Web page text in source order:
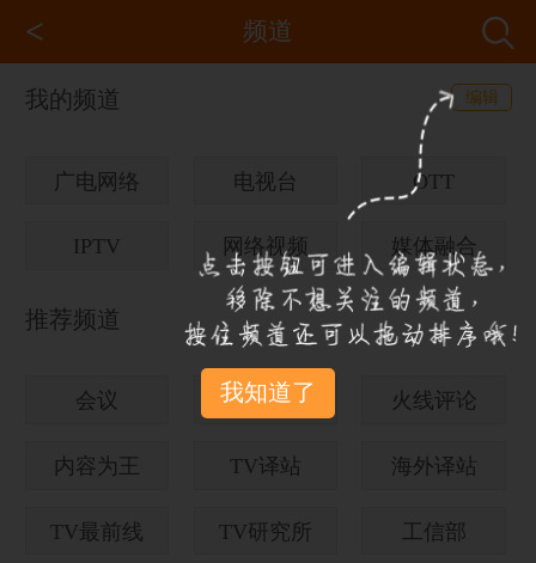
我知道了
< 频道
我的频道 编辑
广电网络 电视台 OTT
IPTV 网络视频 媒体融合
推荐频道
会议 TV信鸽 火线评论
内容为王 TV译站 海外译站
TV最前线 TV研究所 工信部